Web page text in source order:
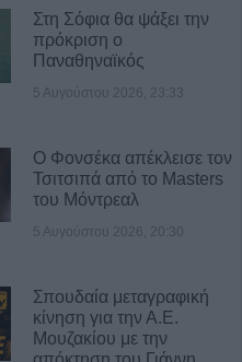
Στη Σόφια θα ψάξει την
πρόκριση ο
Παναθηναϊκός
5 Αυγούστου 2026, 23:33
Ο Φονσέκα απέκλεισε τον
Τσιτσιπά από το Masters
του Μόντρεαλ
5 Αυγούστου 2026, 20:30
Σπουδαία μεταγραφική
κίνηση για την Α.Ε.
Μουζακίου με την